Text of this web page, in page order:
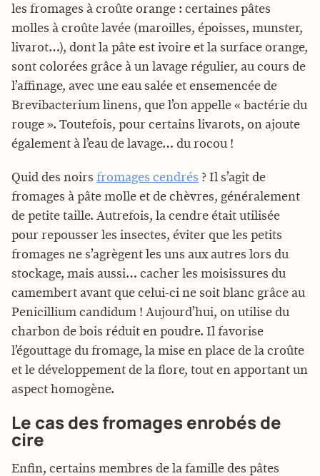
les fromages à croûte orange : certaines pâtes
molles à croûte lavée (maroilles, époisses, munster,
livarot…), dont la pâte est ivoire et la surface orange,
sont colorées grâce à un lavage régulier, au cours de
l’affinage, avec une eau salée et ensemencée de
Brevibacterium linens, que l’on appelle « bactérie du
rouge ». Toutefois, pour certains livarots, on ajoute
également à l’eau de lavage… du rocou !
Quid des noirs fromages cendrés ? Il s’agit de
fromages à pâte molle et de chèvres, généralement
de petite taille. Autrefois, la cendre était utilisée
pour repousser les insectes, éviter que les petits
fromages ne s’agrègent les uns aux autres lors du
stockage, mais aussi… cacher les moisissures du
camembert avant que celui-ci ne soit blanc grâce au
Penicillium candidum ! Aujourd’hui, on utilise du
charbon de bois réduit en poudre. Il favorise
l’égouttage du fromage, la mise en place de la croûte
et le développement de la flore, tout en apportant un
aspect homogène.
Le cas des fromages enrobés de
cire
Enfin, certains membres de la famille des pâtes